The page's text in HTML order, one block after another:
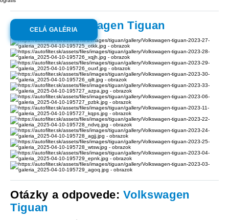
Galéria:Volkswagen Tiguan
CELÁ GALÉRIA
Otázky a odpovede:Volkswagen
Tiguan